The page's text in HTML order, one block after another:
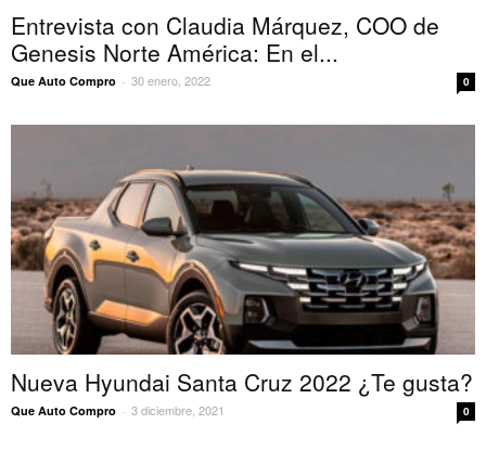
Entrevista con Claudia Márquez, COO de
Genesis Norte América: En el...
Que Auto Compro - 30 enero, 2022 0
Nueva Hyundai Santa Cruz 2022 ¿Te gusta?
Que Auto Compro - 3 diciembre, 2021 0